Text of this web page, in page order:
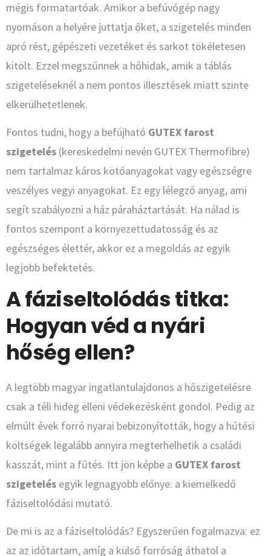
mégis formatartóak. Amikor a befúvógép nagy
nyomáson a helyére juttatja őket, a szigetelés minden
apró rést, gépészeti vezetéket és sarkot tökéletesen
kitölt. Ezzel megszűnnek a hőhidak, amik a táblás
szigeteléseknél a nem pontos illesztések miatt szinte
elkerülhetetlenek.
Fontos tudni, hogy a befújható GUTEX farost
szigetelés (kereskedelmi nevén GUTEX Thermofibre)
nem tartalmaz káros kötőanyagokat vagy egészségre
veszélyes vegyi anyagokat. Ez egy lélegző anyag, ami
segít szabályozni a ház páraháztartását. Ha nálad is
fontos szempont a környezettudatosság és az
egészséges élettér, akkor ez a megoldás az egyik
legjobb befektetés.
A fáziseltolódás titka:
Hogyan véd a nyári
hőség ellen?
A legtöbb magyar ingatlantulajdonos a hőszigetelésre
csak a téli hideg elleni védekezésként gondol. Pedig az
elmúlt évek forró nyarai bebizonyították, hogy a hűtési
költségek legalább annyira megterhelhetik a családi
kasszát, mint a fűtés. Itt jön képbe a GUTEX farost
szigetelés egyik legnagyobb előnye: a kiemelkedő
fáziseltolódási mutató.
De mi is az a fáziseltolódás? Egyszerűen fogalmazva: ez
az az időtartam, amíg a külső forróság áthatol a